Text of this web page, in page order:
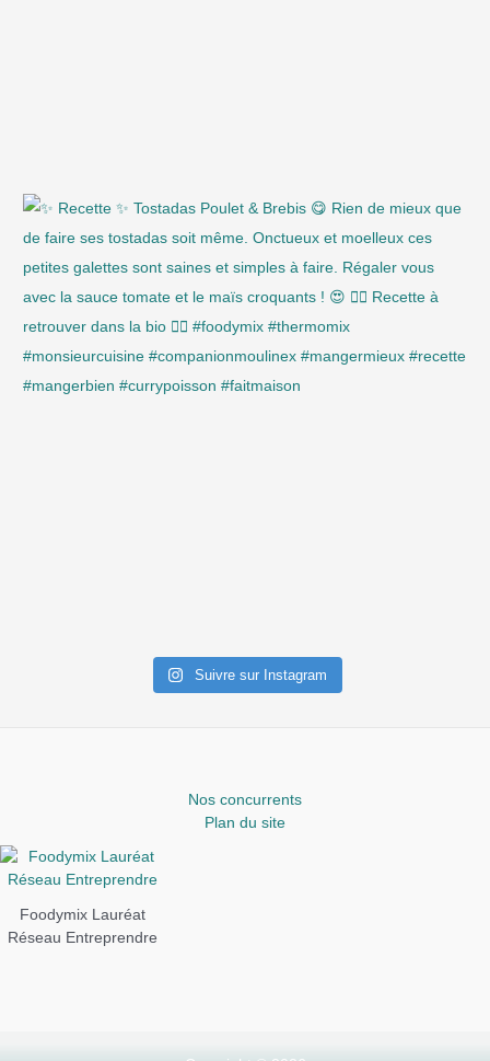
Suivre sur Instagram
Nos concurrents
Plan du site
Foodymix Lauréat
Réseau Entreprendre